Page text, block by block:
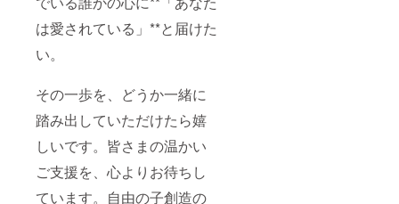
は愛されている」**と届けた
い。
その一歩を、どうか一緒に
踏み出していただけたら嬉
しいです。皆さまの温かい
ご支援を、心よりお待ちし
ています。自由の子創造の